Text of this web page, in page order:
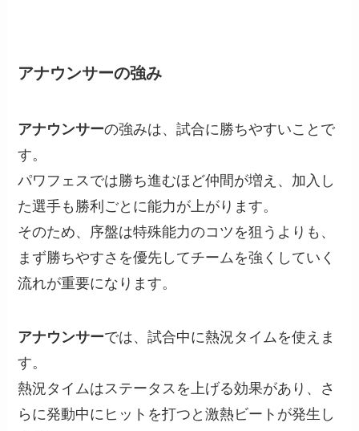
アナウンサーの強み
アナウンサーの強みは、試合に勝ちやすいことで
す。
パワフェスでは勝ち進むほど仲間が増え、加入し
た選手も勝利ごとに能力が上がります。
そのため、序盤は特殊能力のコツを狙うよりも、
まず勝ちやすさを優先してチームを強くしていく
流れが重要になります。
アナウンサーでは、試合中に熱況タイムを使えま
す。
熱況タイムはステータスを上げる効果があり、さ
らに発動中にヒットを打つと激熱ビートが発生し